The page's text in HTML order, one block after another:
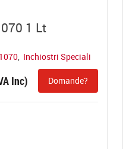
1 Lt
Inchiostri Speciali
Inc) Domande?